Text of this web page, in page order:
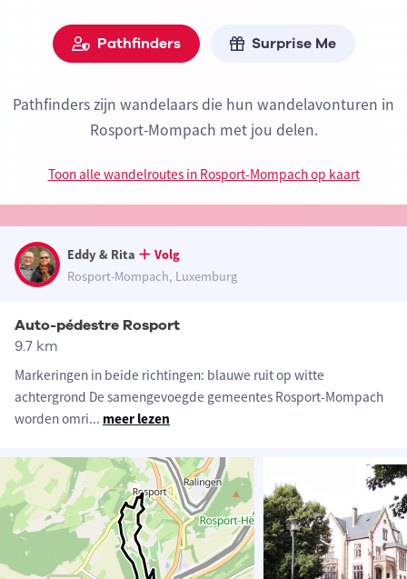
Pathfinders Surprise Me
Pathfinders zijn wandelaars die hun wandelavonturen in
Rosport-Mompach met jou delen.
Toon alle wandelroutes in Rosport-Mompach op kaart
Eddy & Rita
Volg
Rosport-Mompach, Luxemburg
Auto-pédestre Rosport
9.7 km
Markeringen in beide richtingen: blauwe ruit op witte
achtergrond De samengevoegde gemeentes Rosport-Mompach
worden omri... meer lezen